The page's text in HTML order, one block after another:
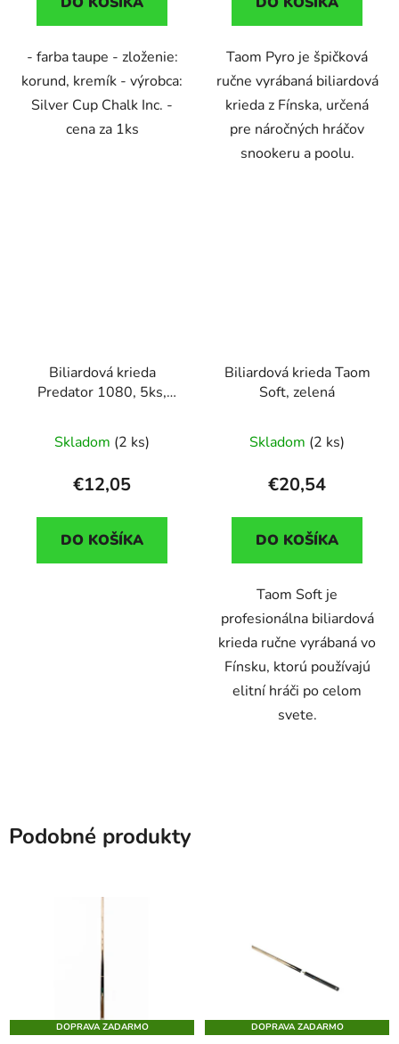
- farba taupe - zloženie:
korund, kremík - výrobca:
Silver Cup Chalk Inc. -
cena za 1ks
Taom Pyro je špičková
ručne vyrábaná biliardová
krieda z Fínska, určená
pre náročných hráčov
snookeru a poolu.
Biliardová krieda
Predator 1080, 5ks,
Skladom (2 ks)
€12,05
DO KOŠÍKA
Biliardová krieda Taom
Soft, zelená
Skladom (2 ks)
€20,54
DO KOŠÍKA
Taom Soft je
profesionálna biliardová
krieda ručne vyrábaná vo
Fínsku, ktorú používajú
elitní hráči po celom
svete.
Podobné produkty
DOPRAVA ZADARMO DOPRAVA ZADARMO